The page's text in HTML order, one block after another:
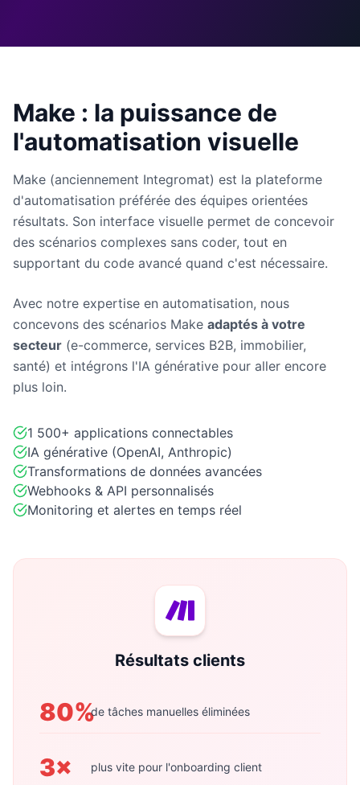
Make : la puissance de
l'automatisation visuelle
Make (anciennement Integromat) est la plateforme
d'automatisation préférée des équipes orientées
résultats. Son interface visuelle permet de concevoir
des scénarios complexes sans coder, tout en
supportant du code avancé quand c'est nécessaire.
Avec notre expertise en automatisation, nous
concevons des scénarios Make adaptés à votre
secteur (e-commerce, services B2B, immobilier,
santé) et intégrons l'IA générative pour aller encore
plus loin.
1 500+ applications connectables
IA générative (OpenAI, Anthropic)
Transformations de données avancées
Webhooks & API personnalisés
Monitoring et alertes en temps réel
Résultats clients
80%de tâches manuelles éliminées
3× plus vite pour l'onboarding client